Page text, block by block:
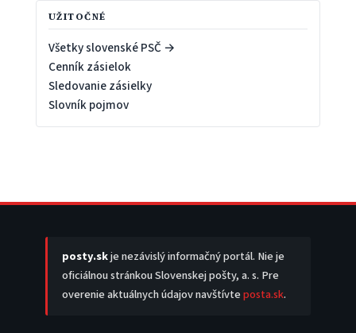
UŽITOČNÉ
Všetky slovenské PSČ →
Cenník zásielok
Sledovanie zásielky
Slovník pojmov
posty.skje nezávislý informačný portál. Nie je
oficiálnou stránkou Slovenskej pošty, a. s. Pre
overenie aktuálnych údajov navštívteposta.sk.